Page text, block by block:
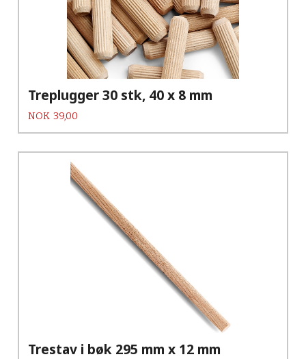
Treplugger 30 stk, 40 x 8 mm
Pris
NOK 39,00
Trestav i bøk 295 mm x 12 mm